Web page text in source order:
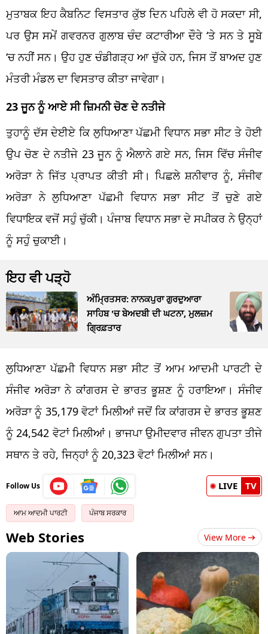
ਮੁਤਾਬਕ ਇਹ ਕੈਬਨਿਟ ਵਿਸਤਾਰ ਕੁੱਝ ਦਿਨ ਪਹਿਲੇ ਵੀ ਹੋ ਸਕਦਾ ਸੀ,
ਪਰ ਉਸ ਸਮੇਂ ਗਵਰਨਰ ਗੁਲਾਬ ਚੰਦ ਕਟਾਰੀਆ ਦੌਰੇ ‘ਤੇ ਸਨ ਤੇ ਸੂਬੇ
‘ਚ ਨਹੀਂ ਸਨ। ਉਹ ਹੁਣ ਚੰਡੀਗੜ੍ਹ ਆ ਚੁੱਕੇ ਹਨ, ਜਿਸ ਤੋਂ ਬਾਅਦ ਹੁਣ
ਮੰਤਰੀ ਮੰਡਲ ਦਾ ਵਿਸਤਾਰ ਕੀਤਾ ਜਾਵੇਗਾ।
23 ਜੂਨ ਨੂੰ ਆਏ ਸੀ ਜ਼ਿਮਨੀ ਚੋਣ ਦੇ ਨਤੀਜੇ
ਤੁਹਾਨੂੰ ਦੱਸ ਦੇਈਏ ਕਿ ਲੁਧਿਆਣਾ ਪੱਛਮੀ ਵਿਧਾਨ ਸਭਾ ਸੀਟ ਤੇ ਹੋਈ
ਉਪ ਚੋਣ ਦੇ ਨਤੀਜੇ 23 ਜੂਨ ਨੂੰ ਐਲਾਨੇ ਗਏ ਸਨ, ਜਿਸ ਵਿੱਚ ਸੰਜੀਵ
ਅਰੋੜਾ ਨੇ ਜਿੱਤ ਪ੍ਰਾਪਤ ਕੀਤੀ ਸੀ। ਪਿਛਲੇ ਸ਼ਨੀਵਾਰ ਨੂੰ, ਸੰਜੀਵ
ਅਰੋੜਾ ਨੇ ਲੁਧਿਆਣਾ ਪੱਛਮੀ ਵਿਧਾਨ ਸਭਾ ਸੀਟ ਤੋਂ ਚੁਣੇ ਗਏ
ਵਿਧਾਇਕ ਵਜੋਂ ਸਹੁੰ ਚੁੱਕੀ। ਪੰਜਾਬ ਵਿਧਾਨ ਸਭਾ ਦੇ ਸਪੀਕਰ ਨੇ ਉਨ੍ਹਾਂ
ਨੂੰ ਸਹੁੰ ਚੁਕਾਈ।
ਇਹ ਵੀ ਪੜ੍ਹੋ
ਅੰਮ੍ਰਿਤਸਰ: ਨਾਨਕਪੁਰਾ ਗੁਰਦੁਆਰਾ
ਸਾਹਿਬ 'ਚ ਬੇਅਦਬੀ ਦੀ ਘਟਨਾ, ਮੁਲਜ਼ਮ
ਗ੍ਰਿਫ਼ਤਾਰ
ਲੁਧਿਆਣਾ ਪੱਛਮੀ ਵਿਧਾਨ ਸਭਾ ਸੀਟ ਤੋਂ ਆਮ ਆਦਮੀ ਪਾਰਟੀ ਦੇ
ਸੰਜੀਵ ਅਰੋੜਾ ਨੇ ਕਾਂਗਰਸ ਦੇ ਭਾਰਤ ਭੂਸ਼ਣ ਨੂੰ ਹਰਾਇਆ। ਸੰਜੀਵ
ਅਰੋੜਾ ਨੂੰ 35,179 ਵੋਟਾਂ ਮਿਲੀਆਂ ਜਦੋਂ ਕਿ ਕਾਂਗਰਸ ਦੇ ਭਾਰਤ ਭੂਸ਼ਣ
ਨੂੰ 24,542 ਵੋਟਾਂ ਮਿਲੀਆਂ। ਭਾਜਪਾ ਉਮੀਦਵਾਰ ਜੀਵਨ ਗੁਪਤਾ ਤੀਜੇ
ਸਥਾਨ ਤੇ ਰਹੇ, ਜਿਨ੍ਹਾਂ ਨੂੰ 20,323 ਵੋਟਾਂ ਮਿਲੀਆਂ ਸਨ।
Follow Us LIVE TV
ਆਮ ਆਦਮੀ ਪਾਰਟੀ ਪੰਜਾਬ ਸਰਕਾਰ
Web Stories View More